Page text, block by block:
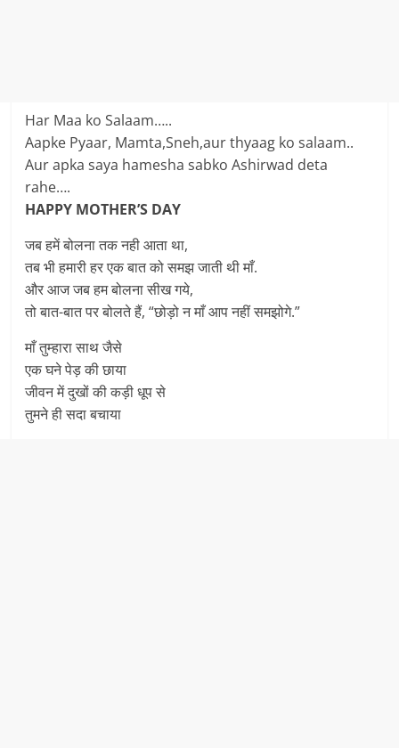
Har Maa ko Salaam…..
Aapke Pyaar, Mamta,Sneh,aur thyaag ko salaam..
Aur apka saya hamesha sabko Ashirwad deta
rahe….
HAPPY MOTHER’S DAY
जब हमें बोलना तक नही आता था,
तब भी हमारी हर एक बात को समझ जाती थी माँ.
और आज जब हम बोलना सीख गये,
तो बात-बात पर बोलते हैं, “छोड़ो न माँ आप नहीं समझोगे.”
माँ तुम्हारा साथ जैसे
एक घने पेड़ की छाया
जीवन में दुखों की कड़ी धूप से
तुमने ही सदा बचाया